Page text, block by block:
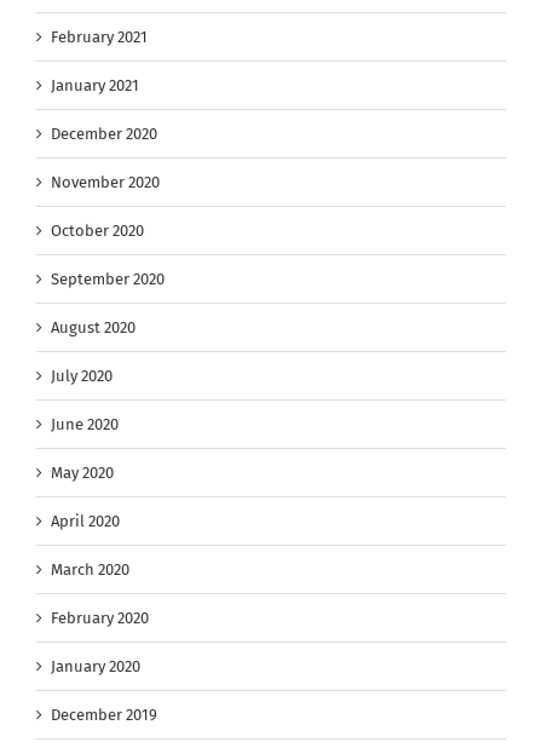
February 2021
January 2021
December 2020
November 2020
October 2020
September 2020
August 2020
July 2020
June 2020
May 2020
April 2020
March 2020
February 2020
January 2020
December 2019